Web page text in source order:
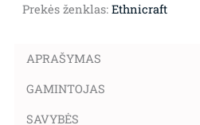
Prekės ženklas: Ethnicraft
APRAŠYMAS
GAMINTOJAS
SAVYBĖS